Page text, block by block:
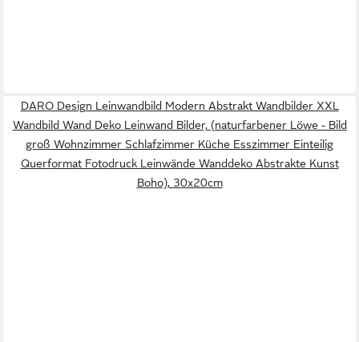
DARO Design Leinwandbild Modern Abstrakt Wandbilder XXL
Wandbild Wand Deko Leinwand Bilder, (naturfarbener Löwe - Bild
groß Wohnzimmer Schlafzimmer Küche Esszimmer Einteilig
Querformat Fotodruck Leinwände Wanddeko Abstrakte Kunst
Boho), 30x20cm